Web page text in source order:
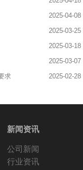
2025-04-08
2025-03-25
2025-03-18
2025-03-07
2025-02-28
求
新闻资讯
公司新闻
行业资讯